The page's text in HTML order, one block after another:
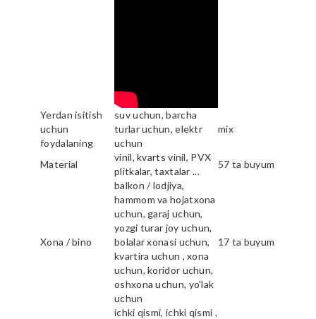
Yerdan isitish
uchun
foydalaning
suv uchun, barcha
turlar uchun, elektr
uchun
mix
Material
vinil, kvarts vinil, PVX
plitkalar, taxtalar ...
57 ta buyum
Xona / bino
balkon / lodjiya,
hammom va hojatxona
uchun, garaj uchun,
yozgi turar joy uchun,
bolalar xonasi uchun,
kvartira uchun , xona
uchun, koridor uchun,
oshxona uchun, yo'lak
uchun
17 ta buyum
ichki qismi, ichki qismi ,